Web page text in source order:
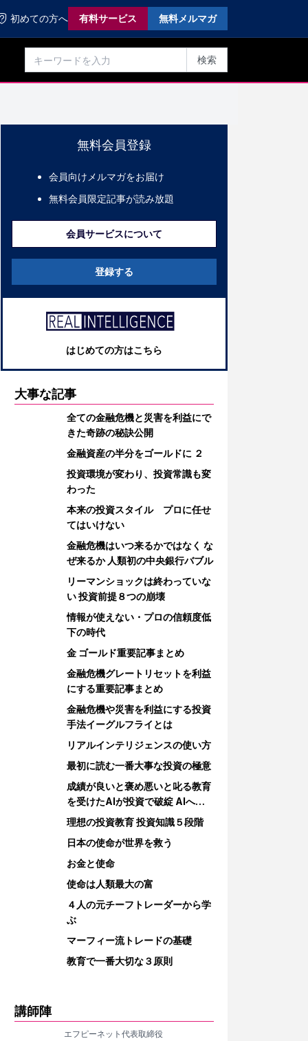
初めての方へ 有料サービス 無料メルマガ
検索
無料会員登録
会員向けメルマガをお届け
無料会員限定記事が読み放題
会員サービスについて
登録する
はじめての方はこちら
大事な記事
全ての金融危機と災害を利益にで
きた奇跡の秘訣公開
金融資産の半分をゴールドに ２
投資環境が変わり、投資常識も変
わった
本来の投資スタイル プロに任せ
てはいけない
金融危機はいつ来るかではなく な
ぜ来るか 人類初の中央銀行バブル
リーマンショックは終わっていな
い 投資前提８つの崩壊
情報が使えない・プロの信頼度低
下の時代
金 ゴールド重要記事まとめ
金融危機グレートリセットを利益
にする重要記事まとめ
金融危機や災害を利益にする投資
手法イーグルフライとは
リアルインテリジェンスの使い方
最初に読む一番大事な投資の極意
成績が良いと褒め悪いと叱る教育
を受けたAIが投資で破綻 AIへの
教育
理想の投資教育 投資知識５段階
日本の使命が世界を救う
お金と使命
使命は人類最大の富
４人の元チーフトレーダーから学
ぶ
マーフィー流トレードの基礎
教育で一番大切な３原則
講師陣
エフピーネット代表取締役